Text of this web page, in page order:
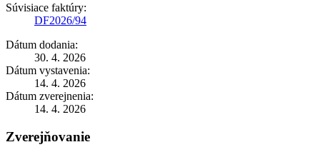
Súvisiace faktúry:
DF2026/94
Dátum dodania:
30. 4. 2026
Dátum vystavenia:
14. 4. 2026
Dátum zverejnenia:
14. 4. 2026
Zverejňovanie